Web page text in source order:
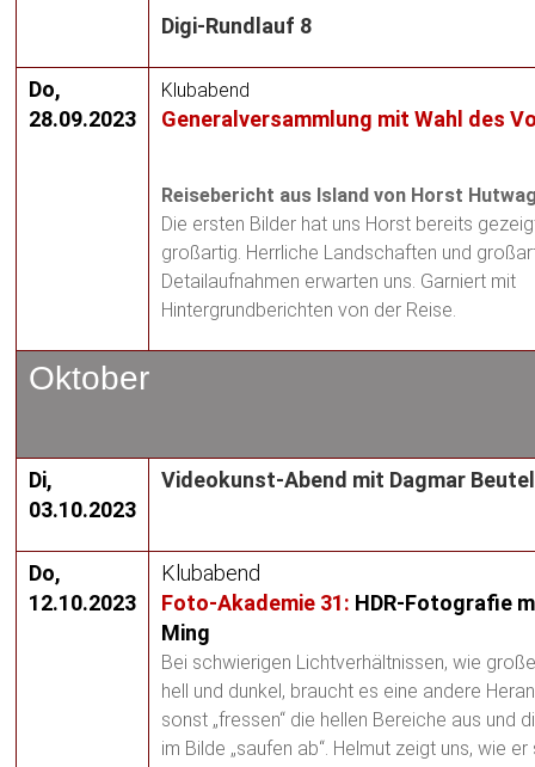
Digi-Rundlauf 8
Do,
28.09.2023
Klubabend
Generalversammlung mit Wahl des
Reisebericht aus Island von Horst
Die ersten Bilder hat uns Horst bereits
großartig. Herrliche Landschaften und
Detailaufnahmen erwarten uns. Garniert mit
Hintergrundberichten von der Reise.
Oktober
Di,
03.10.2023
Videokunst-Abend mit Dagmar
Do,
12.10.2023
Klubabend
Foto-Akademie 31: HDR-Fotografie
Ming
Bei schwierigen Lichtverhältnissen, wie
hell und dunkel, braucht es eine andere
sonst „fressen“ die hellen Bereiche aus und
im Bilde „saufen ab“. Helmut zeigt uns, wie